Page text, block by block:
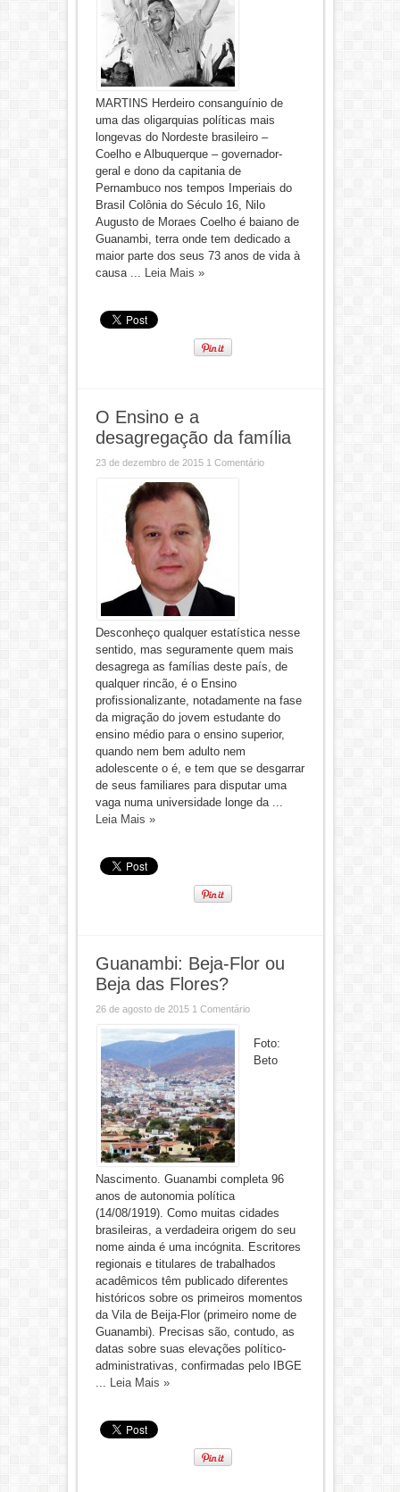
MARTINS Herdeiro consanguínio de
uma das oligarquias políticas mais
longevas do Nordeste brasileiro –
Coelho e Albuquerque – governador-
geral e dono da capitania de
Pernambuco nos tempos Imperiais do
Brasil Colônia do Século 16, Nilo
Augusto de Moraes Coelho é baiano de
Guanambi, terra onde tem dedicado a
maior parte dos seus 73 anos de vida à
causa ... Leia Mais »
O Ensino e a
desagregação da família
23 de dezembro de 2015 1 Comentário
Desconheço qualquer estatística nesse
sentido, mas seguramente quem mais
desagrega as famílias deste país, de
qualquer rincão, é o Ensino
profissionalizante, notadamente na fase
da migração do jovem estudante do
ensino médio para o ensino superior,
quando nem bem adulto nem
adolescente o é, e tem que se desgarrar
de seus familiares para disputar uma
vaga numa universidade longe da ...
Leia Mais »
Guanambi: Beja-Flor ou
Beja das Flores?
26 de agosto de 2015 1 Comentário
Foto:
Beto
Nascimento. Guanambi completa 96
anos de autonomia política
(14/08/1919). Como muitas cidades
brasileiras, a verdadeira origem do seu
nome ainda é uma incógnita. Escritores
regionais e titulares de trabalhados
acadêmicos têm publicado diferentes
históricos sobre os primeiros momentos
da Vila de Beija-Flor (primeiro nome de
Guanambi). Precisas são, contudo, as
datas sobre suas elevações político-
administrativas, confirmadas pelo IBGE
... Leia Mais »